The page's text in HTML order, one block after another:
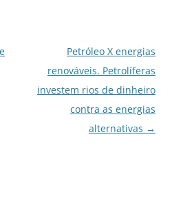
Petróleo X energias
renováveis. Petrolíferas
investem rios de dinheiro
contra as energias
alternativas →